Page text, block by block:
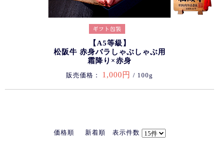
【A5等級】
松阪牛 赤身バラしゃぶしゃぶ用
霜降り×赤身
販売価格： 1,000円 / 100g
価格順 新着順 表示件数